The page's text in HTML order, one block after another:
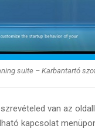
suite – Karbantartó
van az
kapcsolat